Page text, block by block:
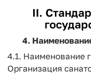
II.
4.
4.1. Наименование
Организация